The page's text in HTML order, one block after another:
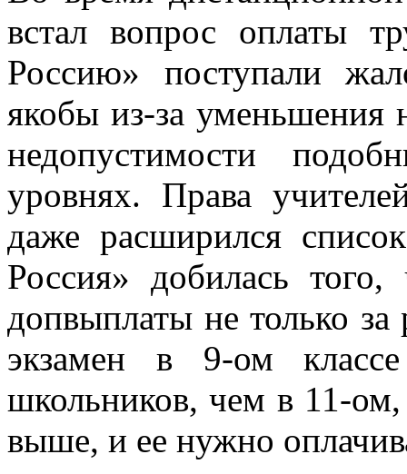
встал вопрос оплаты
Россию» поступали
якобы из-за уменьшения
недопустимости
уровнях. Права
даже расширился
Россия» добилась
допвыплаты не только
экзамен в 9-ом
школьников, чем в 11-ом,
выше, и ее нужно